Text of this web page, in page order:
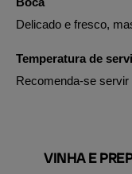
Delicado e fresco,
Temperatura de
Recomenda-se servir
VINHA E